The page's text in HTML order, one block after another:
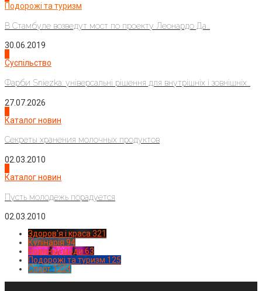
Подорожі та туризм
В Стамбуле возведут мост по проекту Леонардо Да...
30.06.2019
Суспільство
Фарби Sniezka: універсальні рішення для внутрішніх і зовнішніх...
27.07.2026
Каталог новин
Секреты хранения молочных продуктов
02.03.2010
Каталог новин
Пусть молодежь порадуется
02.03.2010
Здоров'я і краса 321
Кулінарія 94
Новинки моди 63
Подорожі та туризм 125
Спорт1224